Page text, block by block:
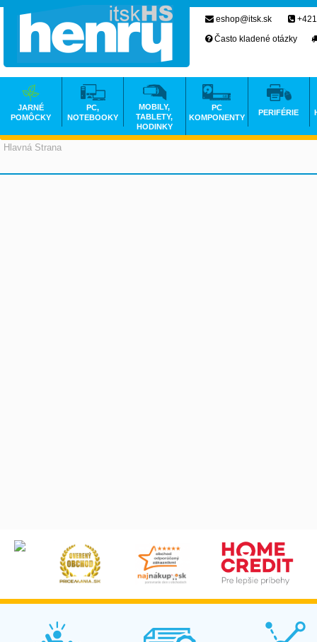
Hlavná Strana
eshop@itsk.sk
Často kladené otázky
JARNÉ
POMÔCKY
PC,
NOTEBOOKY
MOBILY,
TABLETY,
HODINKY
PC
KOMPONENTY
PERIFÉRIE